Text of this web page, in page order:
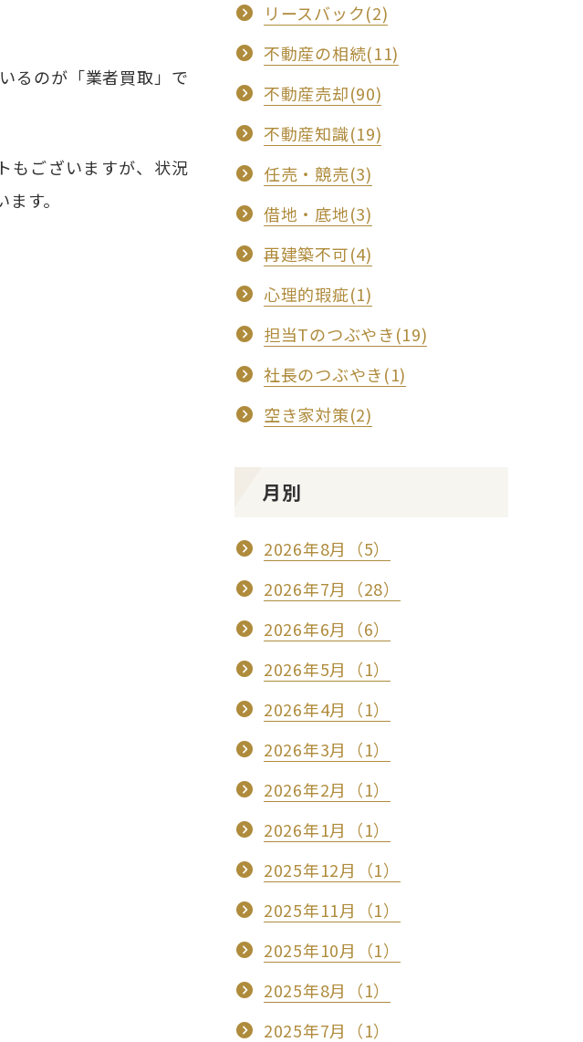
るのが「業者買取」で
もございますが、状況
す。
リースバック(2)
不動産の相続(11)
不動産売却(90)
不動産知識(19)
任売・競売(3)
借地・底地(3)
再建築不可(4)
心理的瑕疵(1)
担当Tのつぶやき(19)
社長のつぶやき(1)
空き家対策(2)
月別
2026年8月（5）
2026年7月（28）
2026年6月（6）
2026年5月（1）
2026年4月（1）
2026年3月（1）
2026年2月（1）
2026年1月（1）
2025年12月（1）
2025年11月（1）
2025年10月（1）
2025年8月（1）
2025年7月（1）